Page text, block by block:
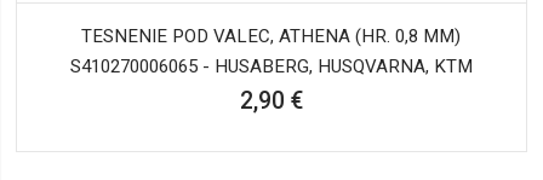
TESNENIE POD VALEC, ATHENA (HR. 0,8 MM)
S410270006065 - HUSABERG, HUSQVARNA, KTM
2,90 €